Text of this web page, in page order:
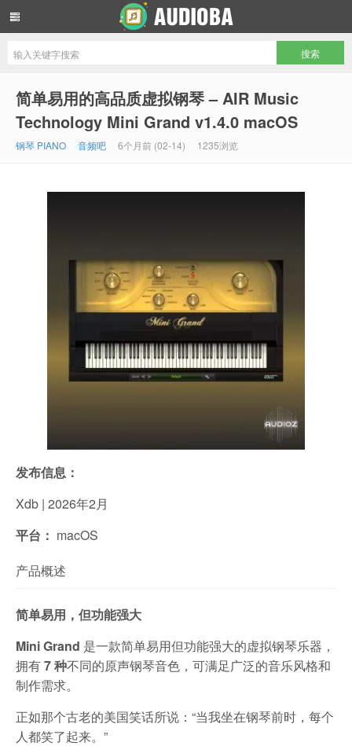
简单易用的高品质虚拟钢琴 – AIR Music
Technology Mini Grand v1.4.0 macOS
钢琴 PIANO 音频吧 6个月前 (02-14) 1235浏览
发布信息：
Xdb | 2026年2月
平台： macOS
产品概述
简单易用，但功能强大
Mini Grand 是一款简单易用但功能强大的虚拟钢琴乐器，
拥有7 种不同的原声钢琴音色，可满足广泛的音乐风格和
制作需求。
正如那个古老的美国笑话所说：“当我坐在钢琴前时，每个
人都笑了起来。”